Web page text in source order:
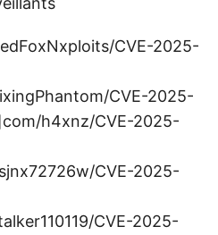
CVE-2025-
CVE-2025-
h4xnz/CVE-2025-
CVE-2025-
CVE-2025-